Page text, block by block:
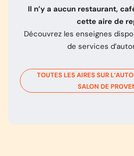
Il n’y a aucun restaurant,
cette aire de
Découvrez les enseignes
de services
TOUTES LES AIRES SUR
SALON DE